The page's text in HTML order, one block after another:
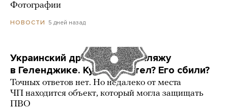
Фотографии
НОВОСТИ 5 дней назад
Украинский дрон попал по пляжу
в Геленджике. Куда он летел? Его сбили?
Точных ответов нет. Но недалеко от места
ЧП находится объект, который могла защищать
ПВО